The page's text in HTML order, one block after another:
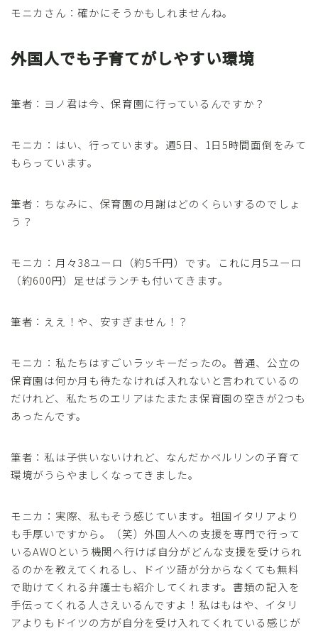
モニカさん：確かにそうかもしれませんね。
外国人でも子育てがしやすい環境
筆者：ヨノ君は今、保育園に行っているんですか？
モニカ：はい、行っています。週5日、1日5時間面倒をみて
もらっています。
筆者：ちなみに、保育園の月謝はどのくらいするのでしょ
う？
モニカ：月々38ユーロ（約5千円）です。これに月5ユーロ
（約600円）足せばランチも付いてきます。
筆者：ええ！や、安すぎません！？
モニカ：私たちはすごいラッキーだったの。普通、公立の
保育園は何か月も待たなければ入れないと言われているの
だけれど、私たちのエリアはたまたま保育園の空きが2つも
あったんです。
筆者：私は子供いないけれど、なんだかベルリンの子育て
環境がうらやましくなってきました。
モニカ：実際、私もそう感じています。祖国イタリアより
も手厚いですから。（笑）外国人への支援を専門で行って
いるAWOという機関へ行けば自分がどんな支援を受けられ
るのかを教えてくれるし、ドイツ語が分からなくても無料
で助けてくれる弁護士も紹介してくれます。書類の記入を
手伝ってくれる人さえいるんですよ！私はもはや、イタリ
アよりもドイツの方が自分を受け入れてくれている感じが